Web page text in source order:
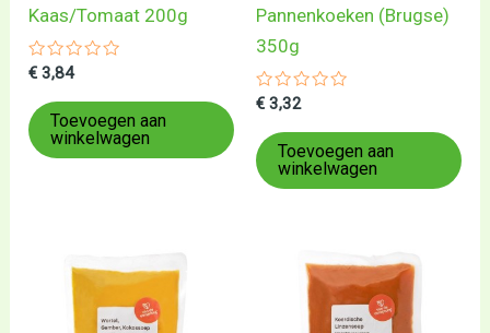
Kaas/Tomaat 200g
Gewaardeerd
uit
5
€ 3,84
Toevoegen aan
winkelwagen
Pannenkoeken (Brugse)
350g
Gewaardeerd
uit
5
€ 3,32
Toevoegen aan
winkelwagen